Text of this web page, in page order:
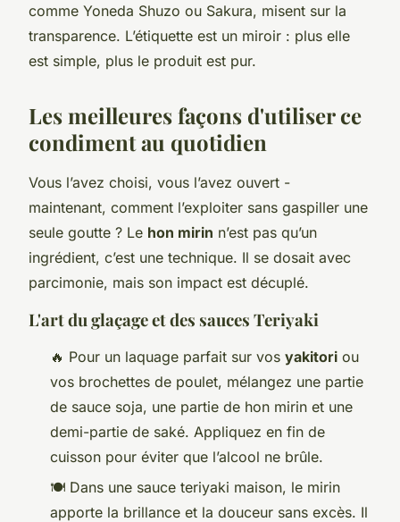
comme Yoneda Shuzo ou Sakura, misent sur la
transparence. L’étiquette est un miroir : plus elle
est simple, plus le produit est pur.
Les meilleures façons d'utiliser ce
condiment au quotidien
Vous l’avez choisi, vous l’avez ouvert -
maintenant, comment l’exploiter sans gaspiller une
seule goutte ? Le hon mirin n’est pas qu’un
ingrédient, c’est une technique. Il se dosait avec
parcimonie, mais son impact est décuplé.
L'art du glaçage et des sauces Teriyaki
🔥 Pour un laquage parfait sur vos yakitori ou
vos brochettes de poulet, mélangez une partie
de sauce soja, une partie de hon mirin et une
demi-partie de saké. Appliquez en fin de
cuisson pour éviter que l’alcool ne brûle.
🍽️ Dans une sauce teriyaki maison, le mirin
apporte la brillance et la douceur sans excès. Il